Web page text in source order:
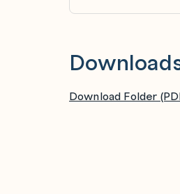
Layered Storage
Download Folder